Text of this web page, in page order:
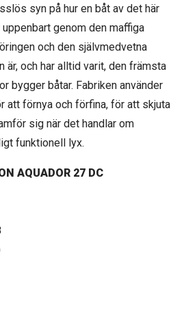
syn på hur en båt av det här
genom den maffiga
och den självmedvetna
är, och har alltid varit, den främsta
bygger båtar. Fabriken använder
att förnya och förfina, för att skjuta
sig när det handlar om
funktionell lyx.
AQUADOR 27 DC